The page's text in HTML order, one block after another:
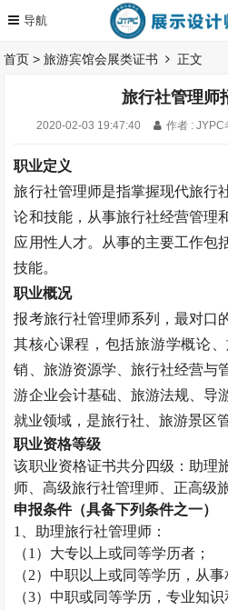
首页 >旅游宾馆会展类证书 正文
旅行社管理师
2020-02-03 19:47:40 作者 : JYPC
职业定义
旅行社管理师是指掌握现代旅行
论和技能，从事旅行社经营管理
应用性人才。从事的主要工作包
技能。
职业概况
报考旅行社管理师系列，最对口
其核心课程，包括旅游学概论
销、旅游资源学、旅行社经营与
游企业会计基础、旅游法规、导
就业领域，是旅行社、旅游景区
职业资格等级
该职业资格证书共分四级：助理
师、高级旅行社管理师、正高级
申报条件（具备下列条件之一）
1
、助理旅行社管理师：
（1 ）大专以上或同等学历者；
（2）中职以上或同等学历，从事
（3）中职或同等学历，专业知识